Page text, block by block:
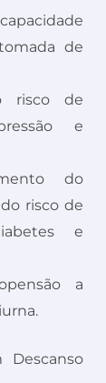
de
risco de
e
do
risco de
e
a